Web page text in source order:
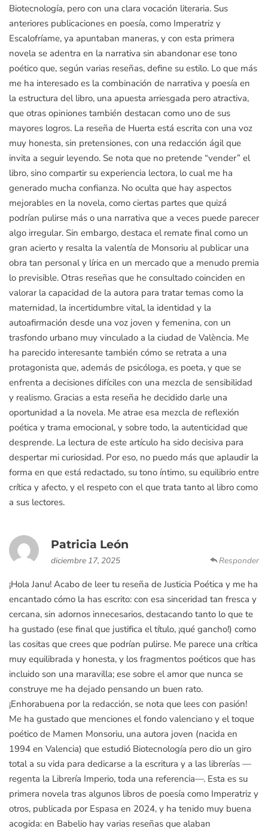
Biotecnología, pero con una clara vocación literaria. Sus
anteriores publicaciones en poesía, como Imperatriz y
Escalofríame, ya apuntaban maneras, y con esta primera
novela se adentra en la narrativa sin abandonar ese tono
poético que, según varias reseñas, define su estilo. Lo que más
me ha interesado es la combinación de narrativa y poesía en
la estructura del libro, una apuesta arriesgada pero atractiva,
que otras opiniones también destacan como uno de sus
mayores logros. La reseña de Huerta está escrita con una voz
muy honesta, sin pretensiones, con una redacción ágil que
invita a seguir leyendo. Se nota que no pretende “vender” el
libro, sino compartir su experiencia lectora, lo cual me ha
generado mucha confianza. No oculta que hay aspectos
mejorables en la novela, como ciertas partes que quizá
podrían pulirse más o una narrativa que a veces puede parecer
algo irregular. Sin embargo, destaca el remate final como un
gran acierto y resalta la valentía de Monsoriu al publicar una
obra tan personal y lírica en un mercado que a menudo premia
lo previsible. Otras reseñas que he consultado coinciden en
valorar la capacidad de la autora para tratar temas como la
maternidad, la incertidumbre vital, la identidad y la
autoafirmación desde una voz joven y femenina, con un
trasfondo urbano muy vinculado a la ciudad de València. Me
ha parecido interesante también cómo se retrata a una
protagonista que, además de psicóloga, es poeta, y que se
enfrenta a decisiones difíciles con una mezcla de sensibilidad
y realismo. Gracias a esta reseña he decidido darle una
oportunidad a la novela. Me atrae esa mezcla de reflexión
poética y trama emocional, y sobre todo, la autenticidad que
desprende. La lectura de este artículo ha sido decisiva para
despertar mi curiosidad. Por eso, no puedo más que aplaudir la
forma en que está redactado, su tono íntimo, su equilibrio entre
crítica y afecto, y el respeto con el que trata tanto al libro como
a sus lectores.
Patricia León
diciembre 17, 2025 Responder
¡Hola Janu! Acabo de leer tu reseña de Justicia Poética y me ha
encantado cómo la has escrito: con esa sinceridad tan fresca y
cercana, sin adornos innecesarios, destacando tanto lo que te
ha gustado (ese final que justifica el título, ¡qué gancho!) como
las cositas que crees que podrían pulirse. Me parece una crítica
muy equilibrada y honesta, y los fragmentos poéticos que has
incluido son una maravilla; ese sobre el amor que nunca se
construye me ha dejado pensando un buen rato.
¡Enhorabuena por la redacción, se nota que lees con pasión!
Me ha gustado que menciones el fondo valenciano y el toque
poético de Mamen Monsoriu, una autora joven (nacida en
1994 en Valencia) que estudió Biotecnología pero dio un giro
total a su vida para dedicarse a la escritura y a las librerías —
regenta la Librería Imperio, toda una referencia—. Esta es su
primera novela tras algunos libros de poesía como Imperatriz y
otros, publicada por Espasa en 2024, y ha tenido muy buena
acogida: en Babelio hay varias reseñas que alaban